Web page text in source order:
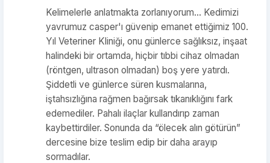
Kelimelerle anlatmakta zorlanıyorum… Kedimizi
yavrumuz casper'ı güvenip emanet ettiğimiz 100.
Yıl Veteriner Kliniği, onu günlerce sağlıksız, inşaat
halindeki bir ortamda, hiçbir tıbbi cihaz olmadan
(röntgen, ultrason olmadan) boş yere yatırdı.
Şiddetli ve günlerce süren kusmalarına,
iştahsızlığına rağmen bağırsak tıkanıklığını fark
edemediler. Pahalı ilaçlar kullandırıp zaman
kaybettirdiler. Sonunda da “ölecek alın götürün”
dercesine bize teslim edip bir daha arayıp
sormadılar.